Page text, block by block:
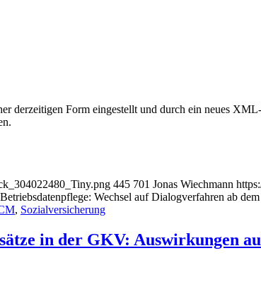
derzeitigen Form eingestellt und durch ein neues
445 701 Jonas Wiechmann
Wechsel auf Dialogverfahren ab
, Sozialversicherung
in der GKV: Auswirkungen